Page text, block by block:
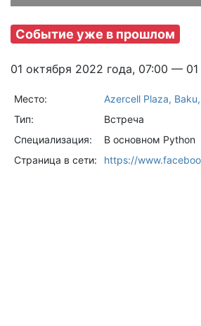
Событие уже в прошлом
01 октября 2022 года, 07:00 —
Место:
Azercell Plaza,
Тип:
Встреча
Специализация:
В основном Python
Страница в сети:
https://